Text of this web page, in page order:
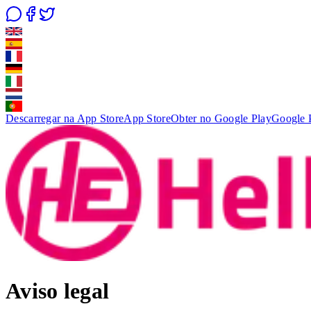
Descarregar na App StoreApp StoreObter no Google PlayGoogle
Aviso legal